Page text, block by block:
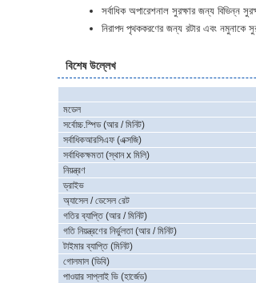
সর্বাধিক অপারেশনাল সুরক্ষার জন্য
নিরাপদ পৃথককরণের জন্য রটার এবং নমুনাকে
বিশেষ উল্লেখ
মডেল
সর্বোচ্চ.স্পিড (আর / মিনিট)
সর্বাধিকআরসিএফ (এক্সজি)
সর্বাধিকক্ষমতা (স্থান x মিলি)
নিয়ন্ত্রণ
ড্রাইভ
অ্যাসেল / ডেসেল রেট
গতির ব্যাপ্তি (আর / মিনিট)
গতি নিয়ন্ত্রণের নির্ভুলতা (আর / মিনিট)
টাইমার ব্যাপ্তি (মিনিট)
গোলমাল (ডিবি)
পাওয়ার সাপ্লাই ভি (হার্জেড)